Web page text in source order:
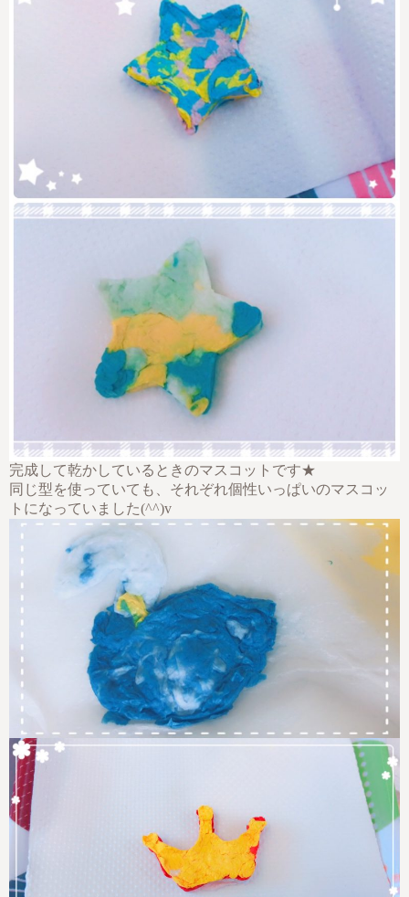
完成して乾かしているときのマスコットです★
同じ型を使っていても、それぞれ個性いっぱいのマスコッ
トになっていました(^^)v